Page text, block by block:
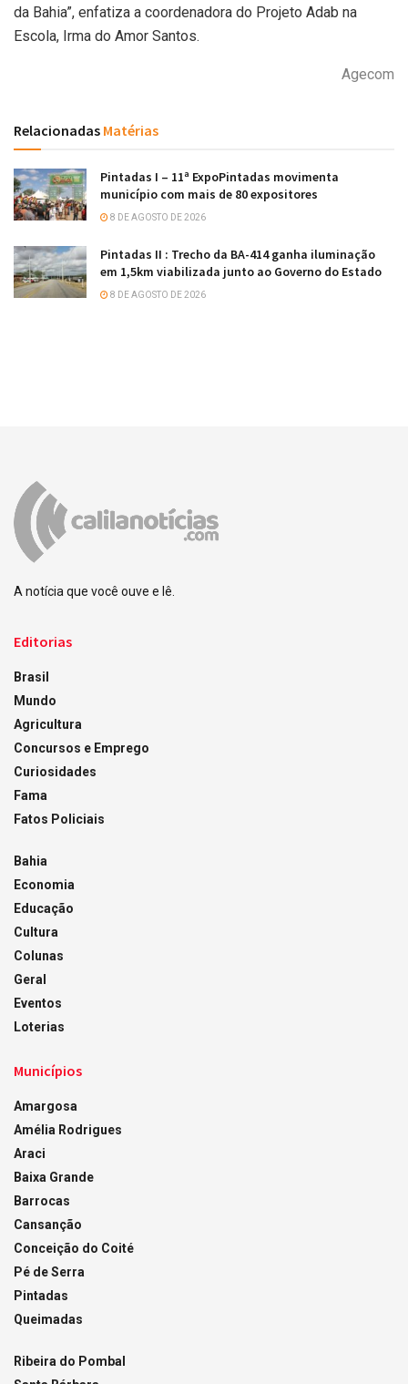
da Bahia”, enfatiza a coordenadora do Projeto Adab na
Escola, Irma do Amor Santos.
Agecom
Relacionadas Matérias
Pintadas I – 11ª ExpoPintadas movimenta
município com mais de 80 expositores
8 DE AGOSTO DE 2026
Pintadas II : Trecho da BA-414 ganha iluminação
em 1,5km viabilizada junto ao Governo do Estado
8 DE AGOSTO DE 2026
A notícia que você ouve e lê.
Editorias
Brasil
Mundo
Agricultura
Concursos e Emprego
Curiosidades
Fama
Fatos Policiais
Bahia
Economia
Educação
Cultura
Colunas
Geral
Eventos
Loterias
Municípios
Amargosa
Amélia Rodrigues
Araci
Baixa Grande
Barrocas
Cansanção
Conceição do Coité
Pé de Serra
Pintadas
Queimadas
Ribeira do Pombal